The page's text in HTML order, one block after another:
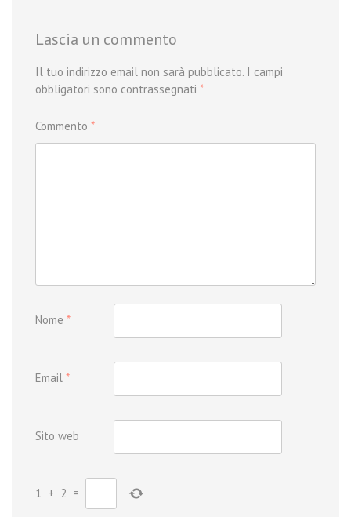
Lascia un commento
Il tuo indirizzo email non sarà pubblicato. I campi
obbligatori sono contrassegnati *
Commento *
Nome *
Email *
Sito web
1 + 2 =